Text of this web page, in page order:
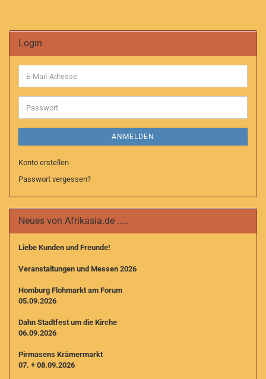
Login
E-
Mail-
Adresse
Passwort
ANMELDEN
Konto erstellen
Passwort vergessen?
Neues von Afrikasia.de .....
Liebe Kunden und Freunde!
Veranstaltungen und Messen 2026
Homburg Flohmarkt am Forum
05.09.2026
Dahn Stadtfest um die Kirche
06.09.2026
Pirmasens Krämermarkt
07. + 08.09.2026